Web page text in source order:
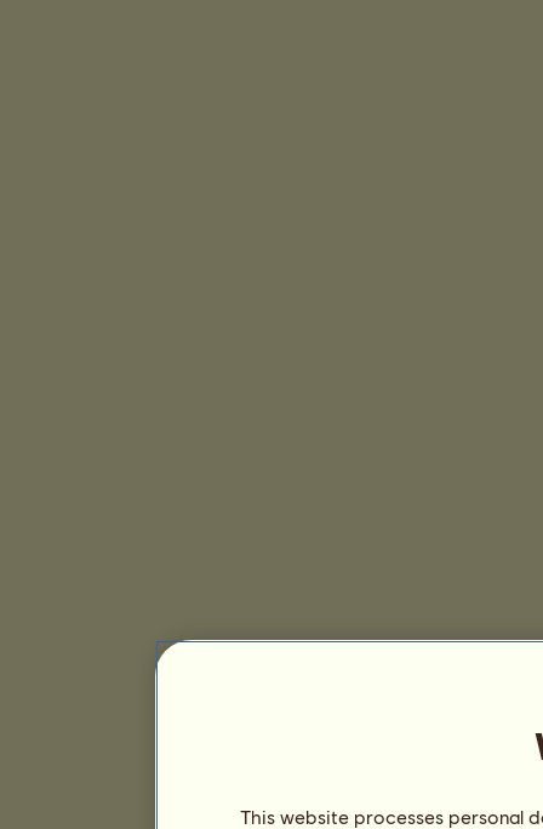
This website processes personal